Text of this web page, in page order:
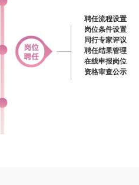
聘任流程设置
岗位条件设置
同行专家评议
聘任结果管理
在线申报岗位
资格审查公示